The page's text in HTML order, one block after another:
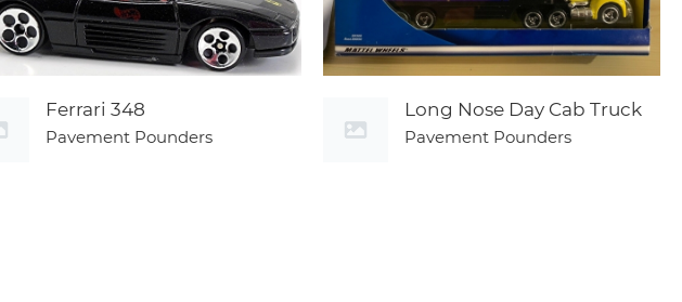
Ferrari 348
Pavement Pounders
Long Nose Day Cab Truck
Pavement Pounders